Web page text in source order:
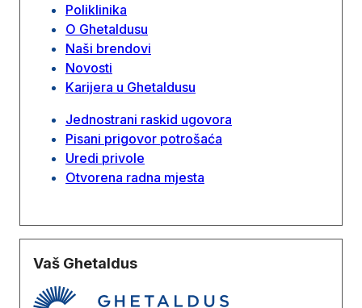
Poliklinika
O Ghetaldusu
Naši brendovi
Novosti
Karijera u Ghetaldusu
Jednostrani raskid ugovora
Pisani prigovor potrošaća
Uredi privole
Otvorena radna mjesta
Vaš Ghetaldus